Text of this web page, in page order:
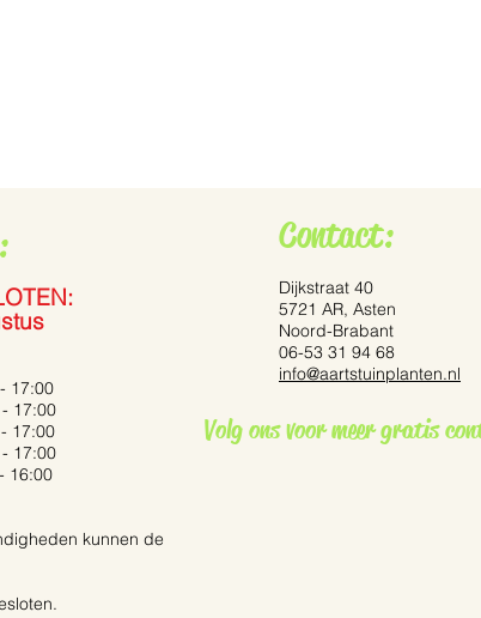
Tails’
17:00
17:00
17:00
17:00
16:00
kunnen de
Contact:
Dijkstraat 40
5721 AR, Asten
Noord-Brabant
06-53 31 94 68
info@aartstuinplanten.nl
Volg ons voor meer gratis